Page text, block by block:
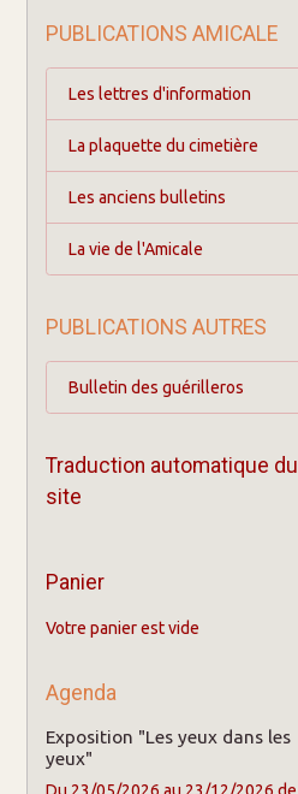
PUBLICATIONS AMICALE
Les lettres d'information
La plaquette du cimetière
Les anciens bulletins
La vie de l'Amicale
PUBLICATIONS AUTRES
Bulletin des guérilleros
Traduction automatique du
site
Panier
Votre panier est vide
Agenda
Exposition "Les yeux dans les
yeux"